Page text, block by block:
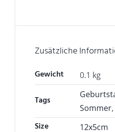
Zusätzliche
Gewicht 0.1 kg
Tags
Sommer,
Size 12x5cm